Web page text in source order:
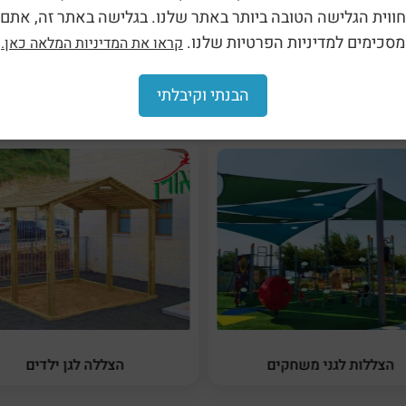
הצללות לגני משחקים הצללה לגן ילדים
חווית הגלישה הטובה ביותר באתר שלנו. בגלישה באתר זה, אתם
מסכימים למדיניות הפרטיות שלנו. קראו את המדיניות המלאה כאן.
הבנתי וקיבלתי